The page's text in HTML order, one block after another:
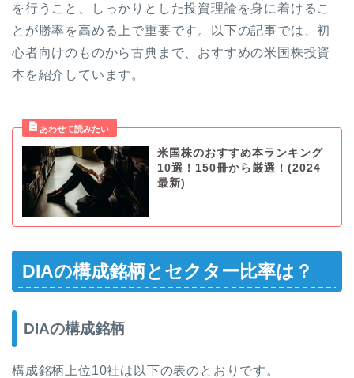
を行うこと、しっかりとした投資理論を身に着けるこ
とが勝率を高める上で重要です。以下の記事では、初
心者向けのものから古典まで、おすすめの米国株投資
本を紹介しています。
米国株のおすすめ本ランキング
10選！150冊から厳選！(2024
最新)
DIAの構成銘柄とセクター比率は？
DIAの構成銘柄
構成銘柄上位10社は以下の表のとおりです。